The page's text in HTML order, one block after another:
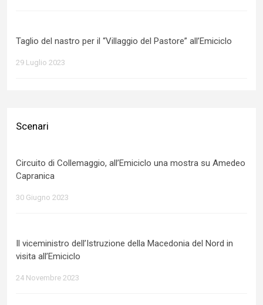
Taglio del nastro per il “Villaggio del Pastore” all’Emiciclo
29 Luglio 2023
Scenari
Circuito di Collemaggio, all’Emiciclo una mostra su Amedeo
Capranica
30 Giugno 2023
Il viceministro dell’Istruzione della Macedonia del Nord in
visita all’Emiciclo
24 Novembre 2023